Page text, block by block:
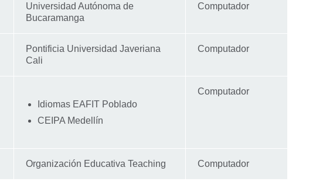
Universidad Autónoma de
Bucaramanga
Computador
Pontificia Universidad Javeriana
Cali
Computador
Idiomas EAFIT Poblado
CEIPA Medellín
Computador
Organización Educativa Teaching Computador